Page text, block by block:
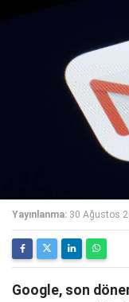
Yayınlanma: 30 Ağustos
Google, son